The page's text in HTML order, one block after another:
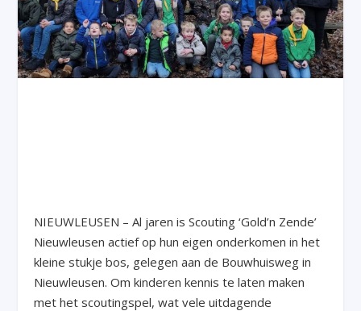
NIEUWLEUSEN – Al jaren is Scouting ‘Gold’n Zende’
Nieuwleusen actief op hun eigen onderkomen in het
kleine stukje bos, gelegen aan de Bouwhuisweg in
Nieuwleusen. Om kinderen kennis te laten maken
met het scoutingspel, wat vele uitdagende